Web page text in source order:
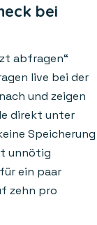
bei
abfragen“
live bei der
und zeigen
direkt unter
Speicherung
unnötig
ein paar
zehn pro